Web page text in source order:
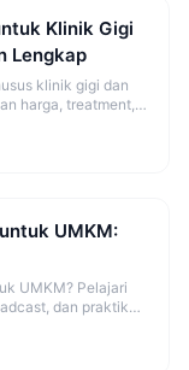
Klinik Gigi
Lengkap
klinik gigi dan
harga, treatment,
UMKM:
UMKM? Pelajari
dan praktik